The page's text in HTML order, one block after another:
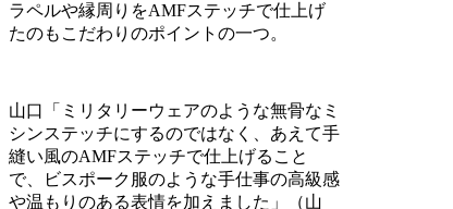
ラペルや縁周りをAMFステッチで仕上げ
たのもこだわりのポイントの一つ。
山口
「ミリタリーウェアのような無骨なミ
シンステッチにするのではなく、あえて手
縫い風のAMFステッチで仕上げること
で、ビスポーク服のような手仕事の高級感
や温もりのある表情を加えました」（山